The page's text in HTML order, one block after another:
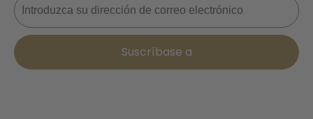
Suscríbase a